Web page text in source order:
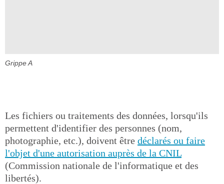
Grippe A
Les fichiers ou traitements des données, lorsqu'ils
permettent d'identifier des personnes (nom,
photographie, etc.), doivent être déclarés ou faire
l'objet d'une autorisation auprès de la CNIL
(Commission nationale de l'informatique et des
libertés).